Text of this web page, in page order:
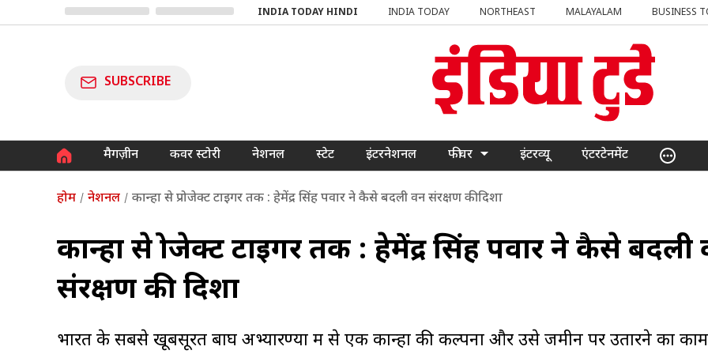
INDIA TODAY HINDI INDIA TODAY NORTHEAST MALAYALAM BUSINESS
SUBSCRIBE
मैगज़ीन कवर स्टोरी नेशनल स्टेट इंटरनेशनल फीचर इंटरव्यू एंटरटेनमेंट
होम नेशनल कान्हा से प्रोजेक्ट टाइगर तक : हेमेंद्र सिंह पवार ने कैसे बदली वन संरक्षण की दिशा
कान्हा से प्रोजेक्ट टाइगर तक : हेमेंद्र सिंह पवार ने कैसे बदली
संरक्षण की दिशा
भारत के सबसे खूबसूरत बाघ अभ्यारण्यों में से एक कान्हा की कल्पना और उसे जमीन पर उतारने का काम